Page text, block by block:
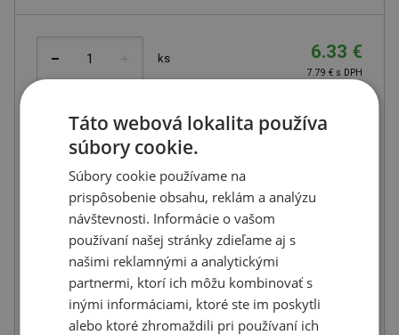
ks 6.33 €
7.79 € s DPH
od
10 ks
5.89 €
(-7.00%)
20
(-10.00 %)
(-15.00
od
5.06 €
(-
20.00%)
od
ks
4.75 €
25.00
4.43 €
30.00%)
Táto webová lokalita používa
súbory cookie.
Súbory cookie používame na
prispôsobenie obsahu, reklám a analýzu
návštevnosti. Informácie o vašom
používaní našej stránky zdieľame aj s
našimi reklamnými a analytickými
partnermi, ktorí ich môžu kombinovať s
inými informáciami, ktoré ste im poskytli
alebo ktoré zhromaždili pri používaní ich